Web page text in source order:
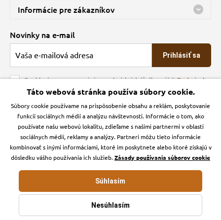
Predajňa a sklad Kbely
nes máme otvorené 08:00 - 15:00
Informácie pre zákazníkov
O spoločnosti
Veľkoobchod
Obchodné podmienky
Kontakt
Podmienky ochrany osobných údajov
Zásady používanie cookies a Google Analytics
Novinky na e-mail
Prihlásiť sa
Souhlasím se zpracováním osobních údajů dle našichPodmínek
ochrany osobních údajů
Krmiva Pučálka na sociálnych sieťach
Instagran Facebook
E-shop vytvorila
Táto webová stránka používa súbory cookie.
Súbory cookie používame na prispôsobenie obsahu a reklám, poskytovanie
funkcií sociálnych médií a analýzu návštevnosti. Informácie o tom, ako
používate našu webovú lokalitu, zdieľame s našimi partnermi v oblasti
sociálnych médií, reklamy a analýzy. Partneri môžu tieto informácie
kombinovať s inými informáciami, ktoré im poskytnete alebo ktoré získajú v
dôsledku vášho používania ich služieb.Zásady používania súborov cookie
Nesúhlasím
Súhlasím